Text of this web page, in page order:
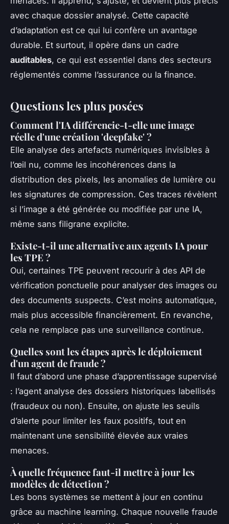
avec chaque dossier analysé. Cette capacité
d’adaptation est ce qui lui confère un avantage
durable. Et surtout, il opère dans un cadre
auditables, ce qui est essentiel dans des secteurs
réglementés comme l’assurance ou la finance.
Questions les plus posées
Comment l'IA différencie-t-elle une image
réelle d'une création 'deepfake' ?
Elle analyse des artefacts numériques invisibles à
l’œil nu, comme les incohérences dans la
distribution des pixels, les anomalies de lumière ou
les signatures de compression. Ces traces révèlent
si l’image a été générée ou modifiée par une IA,
même sans filigrane explicite.
Existe-t-il une alternative aux agents IA pour
les TPE ?
Oui, certaines TPE peuvent recourir à des API de
vérification ponctuelle pour analyser des images ou
des documents suspects. C’est moins automatique,
mais plus accessible financièrement. En revanche,
cela ne remplace pas une surveillance continue.
Quelles sont les étapes après le déploiement
d'un agent de fraude ?
Il faut d’abord une phase d’apprentissage supervisé
: l’agent analyse des dossiers historiques labellisés
(fraudeux ou non). Ensuite, on ajuste les seuils
d’alerte pour limiter les faux positifs, tout en
maintenant une sensibilité élevée aux vraies
menaces.
À quelle fréquence faut-il mettre à jour les
modèles de détection ?
Les bons systèmes se mettent à jour en continu
grâce au machine learning. Chaque nouvelle fraude